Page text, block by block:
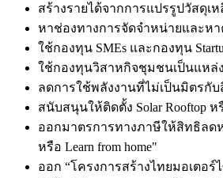
สร้างรายได้จากการแปรรูปวัสดุเ
หาช่องทางการจัดจำหน่ายและห
ใช้กองทุน SMEs และกองทุน
ใช้กองทุนวิสาหกิจชุมชนเป็นแหล่
ลดการใช้พลังงานที่ไม่เป็นมิตรกั
สนับสนุนให้ติดตั้ง Solar Rooftop
ออกมาตรการทางภาษีให้สิทธิลด
หรือ Learn from home"
ออก “โครงการสร้างไทยมอเตอ